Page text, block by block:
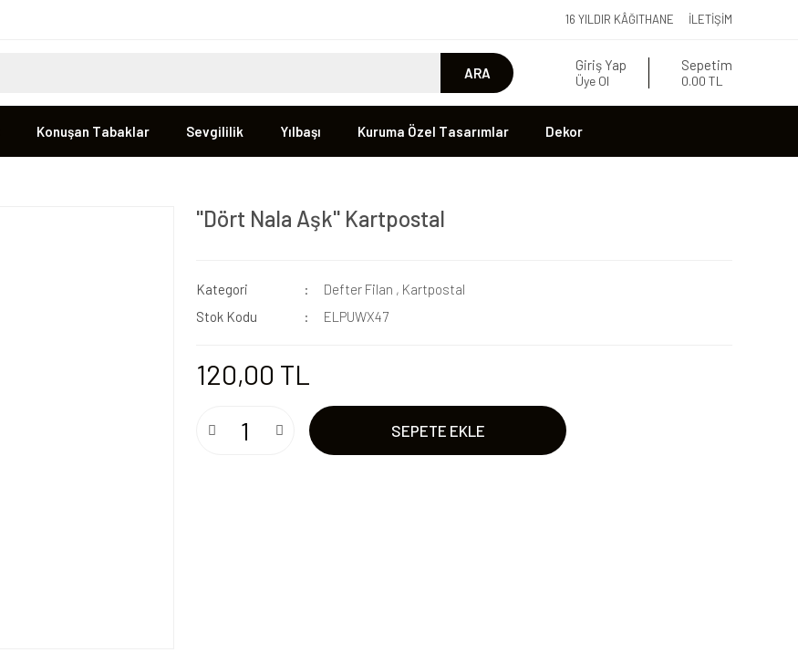
16 YILDIR KÂĞITHANE İLETIŞIM
ARA Giriş Yap
Üye Ol
Sepetim
0.00 TL
Konuşan Tabaklar Sevgililik Yılbaşı Kuruma Özel Tasarımlar Dekor
''Dört Nala Aşk'' Kartpostal
Kategori Defter Filan , Kartpostal
Stok Kodu
ELPUWX47
120,00 TL
SEPETE EKLE